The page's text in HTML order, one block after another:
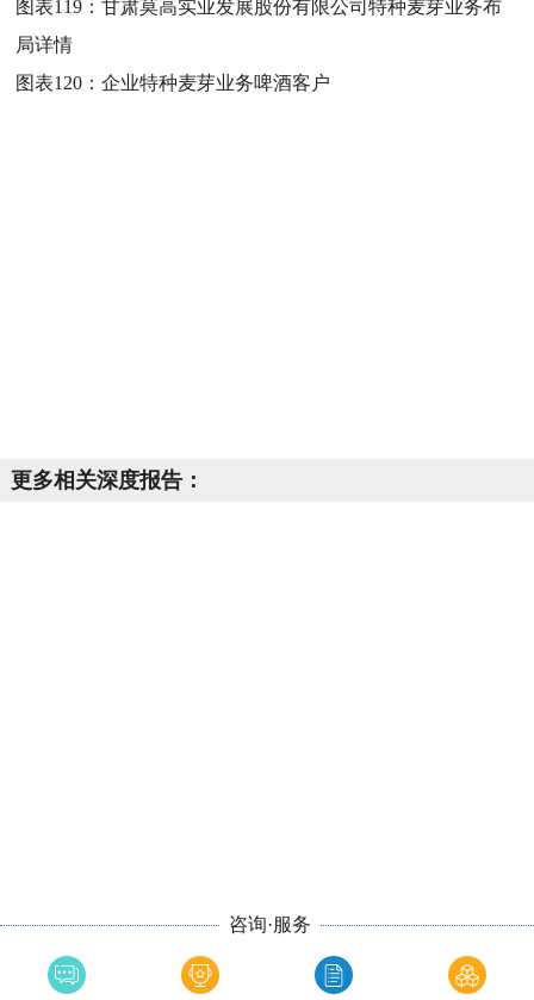
图表119：甘肃莫高实业发展股份有限公司特种麦芽业务布
局详情
图表120：企业特种麦芽业务啤酒客户
更多相关深度报告：
咨询·服务